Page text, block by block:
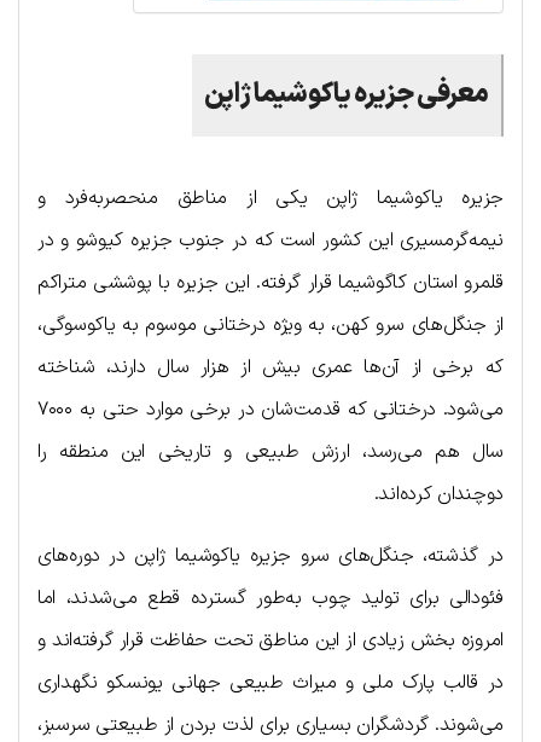
معرفی جزیره یاکوشیما ژاپن
جزیره یاکوشیما ژاپن یکی از مناطق منحصر‌به‌فرد و
نیمه‌گرمسیری این کشور است که در جنوب جزیره کیوشو و در
قلمرو استان کاگوشیما قرار گرفته. این جزیره با پوششی متراکم
از جنگل‌های سرو کهن، به ویژه درختانی موسوم به یاکوسوگی،
که برخی از آن‌ها عمری بیش از هزار سال دارند، شناخته
می‌شود. درختانی که قدمت‌شان در برخی موارد حتی به ۷۰۰۰
سال هم می‌رسد، ارزش طبیعی و تاریخی این منطقه را
دوچندان کرده‌اند.
در گذشته، جنگل‌های سرو جزیره یاکوشیما ژاپن در دوره‌های
فئودالی برای تولید چوب به‌طور گسترده قطع می‌شدند، اما
امروزه بخش زیادی از این مناطق تحت حفاظت قرار گرفته‌اند و
در قالب پارک ملی و میراث طبیعی جهانی یونسکو نگهداری
می‌شوند. گردشگران بسیاری برای لذت بردن از طبیعتی سرسبز،